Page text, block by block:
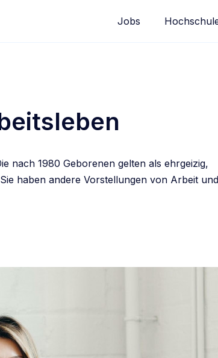
Jobs
nach 1980 Geborenen gelten als ehrgeizig,
haben andere Vorstellungen von Arbeit